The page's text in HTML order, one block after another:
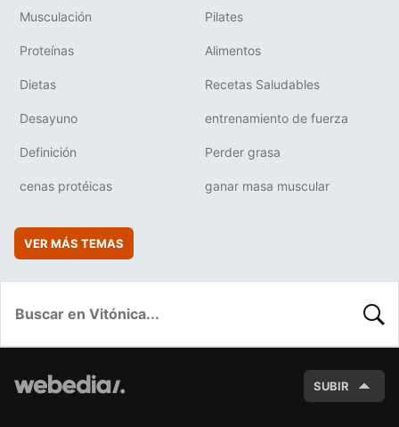
Musculación Pilates
Proteínas Alimentos
Dietas Recetas Saludables
Desayuno entrenamiento de fuerza
Definición Perder grasa
cenas protéicas ganar masa muscular
VER MÁS TEMAS
SUBIR